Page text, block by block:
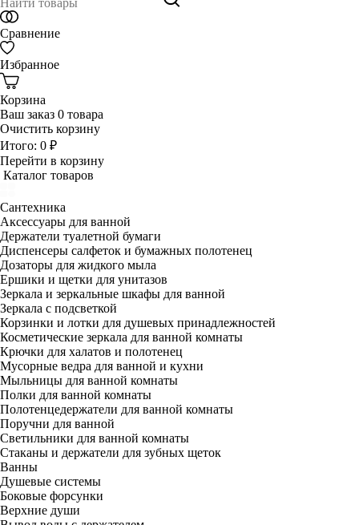
Сравнение
Избранное
Корзина
Ваш заказ 0 товара
Очистить корзину
Итого: 0 ₽
Перейти в корзину
Каталог товаров
Сантехника
Аксессуары для ванной
Держатели туалетной бумаги
Диспенсеры салфеток и бумажных полотенец
Дозаторы для жидкого мыла
Ершики и щетки для унитазов
Зеркала и зеркальные шкафы для ванной
Зеркала с подсветкой
Корзинки и лотки для душевых принадлежностей
Косметические зеркала для ванной комнаты
Крючки для халатов и полотенец
Мусорные ведра для ванной и кухни
Мыльницы для ванной комнаты
Полки для ванной комнаты
Полотенцедержатели для ванной комнаты
Поручни для ванной
Светильники для ванной комнаты
Стаканы и держатели для зубных щеток
Ванны
Душевые системы
Боковые форсунки
Верхние души